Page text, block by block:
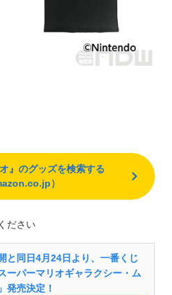
』のグッズを検索する
）
ださい
と同日4月24日より、一番くじ
ーパーマリオギャラクシー・ム
発売決定！